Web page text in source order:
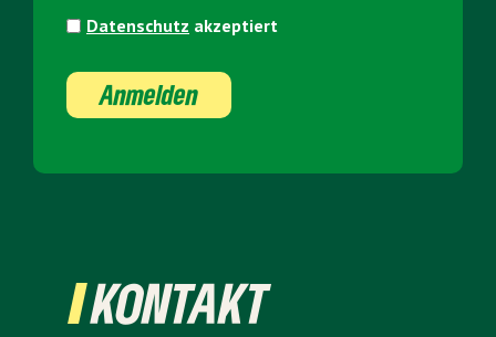
Datenschutz akzeptiert
Anmelden
KONTAKT